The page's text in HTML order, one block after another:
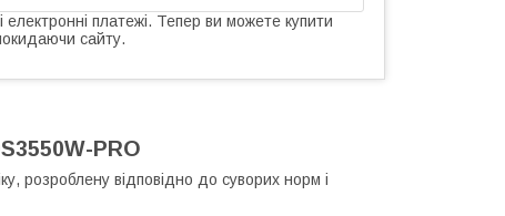
електронні платежі. Тепер ви можете купити
сайту.
PRO
розроблену відповідно до суворих норм і